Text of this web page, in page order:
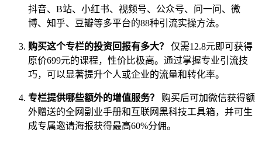
抖音、B站、小红书、视频号、公众号、问一问、微
博、知乎、豆瓣等多平台的88种引流实操方法。
购买这个专栏的投资回报有多大？
仅需12.8元即可获得
原价699元的课程，性价比极高。通过掌握专业引流技
巧，可以显著提升个人或企业的流量和转化率。
专栏提供哪些额外的增值服务？
购买后可加微信获得额
外赠送的全网副业手册和互联网黑科技工具箱，并可生
成专属邀请海报获得最高60%分佣。